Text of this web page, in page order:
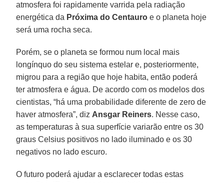
atmosfera foi rapidamente varrida pela radiação
energética da Próxima do Centauro e o planeta hoje
será uma rocha seca.
Porém, se o planeta se formou num local mais
longínquo do seu sistema estelar e, posteriormente,
migrou para a região que hoje habita, então poderá
ter atmosfera e água. De acordo com os modelos dos
cientistas, “há uma probabilidade diferente de zero de
haver atmosfera”, diz Ansgar Reiners. Nesse caso,
as temperaturas à sua superfície variarão entre os 30
graus Celsius positivos no lado iluminado e os 30
negativos no lado escuro.
O futuro poderá ajudar a esclarecer todas estas